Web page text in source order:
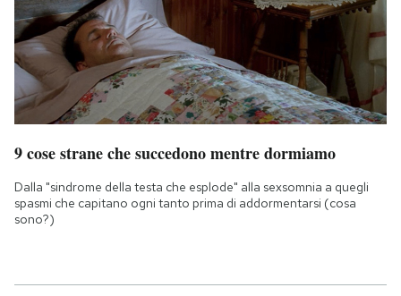
9 cose strane che succedono mentre dormiamo
Dalla "sindrome della testa che esplode" alla sexsomnia a quegli
spasmi che capitano ogni tanto prima di addormentarsi (cosa
sono?)